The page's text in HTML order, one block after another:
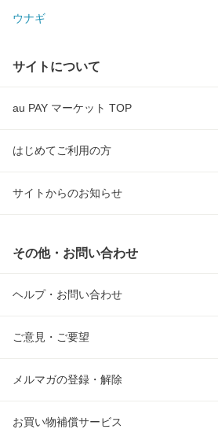
ウナギ
サイトについて
au PAY マーケット TOP
はじめてご利用の方
サイトからのお知らせ
その他・お問い合わせ
ヘルプ・お問い合わせ
ご意見・ご要望
メルマガの登録・解除
お買い物補償サービス